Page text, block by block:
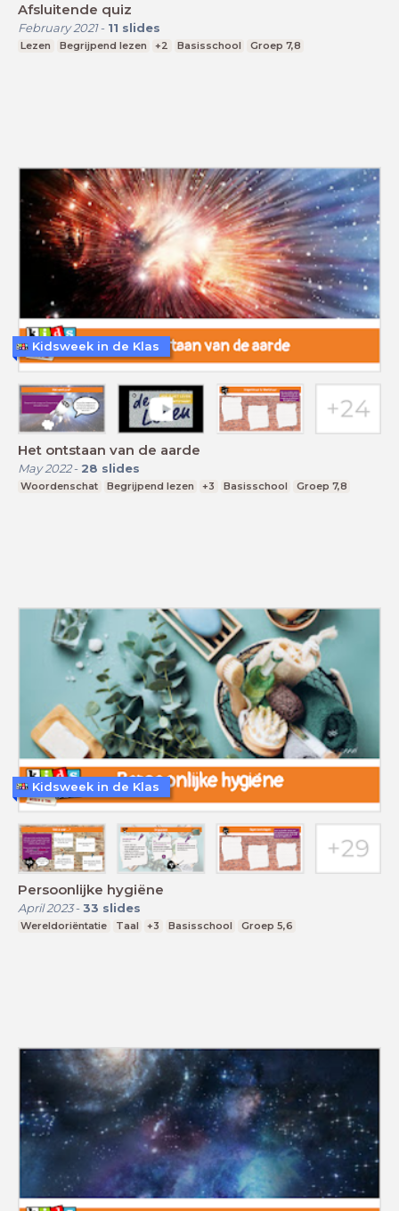
Afsluitende quiz
February 2021- 11 slides
Lezen Begrijpend lezen +2 Basisschool Groep 7,8
Het ontstaan van de aarde
May 2022- 28 slides
Woordenschat Begrijpend lezen +3 Basisschool Groep 7,8
Kidsweek in de Klas
Persoonlijke hygiëne
April 2023- 33 slides
Wereldoriëntatie Taal +3 Basisschool Groep 5,6
Kidsweek in de Klas